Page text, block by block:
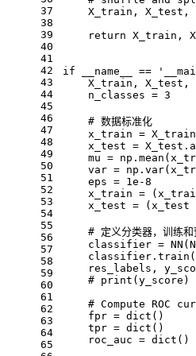
37
38
39
40
41
42
43
44
45
46
47
48
49
50
51
52
53
54
55
56
57
58
59
60
61
62
63
64
65
X_train, X_test,
return X_train,
if __name__ ==
X_train, X_test,
    n_classes = 3
    # 数据标准化
x_train =
x_test =
mu =
var =
    eps = 1e-8
x_train =
x_test = (x_test
# 定义分类器，训练和
classifier =
res_labels,
    # print(y_score)
# Compute ROC
    fpr = dict()
    tpr = dict()
    roc_auc = dict()